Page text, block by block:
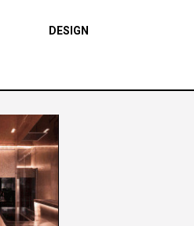
DESIGN